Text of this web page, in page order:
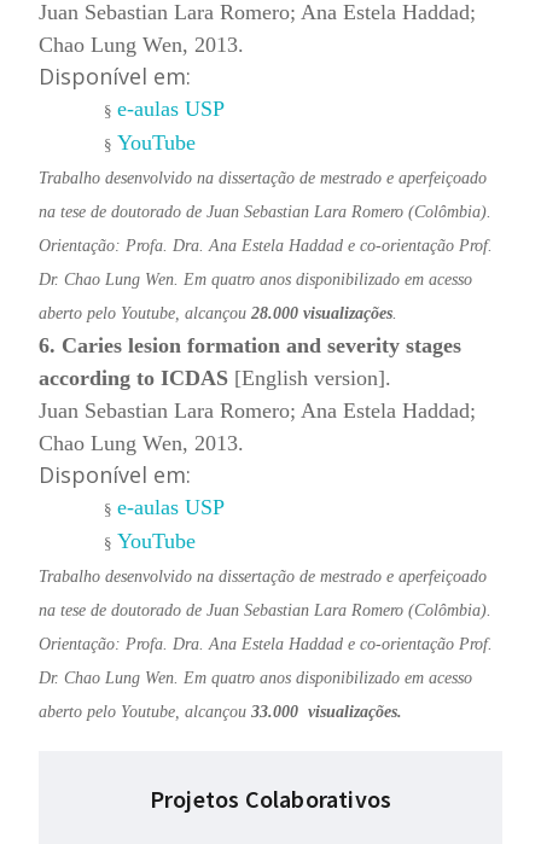
Juan Sebastian Lara Romero; Ana Estela Haddad;
Chao Lung Wen, 2013.
Disponível em:
§ e-aulas USP
§ YouTube
Trabalho desenvolvido na dissertação de mestrado e aperfeiçoado
na tese de doutorado de Juan Sebastian Lara Romero (Colômbia).
Orientação: Profa. Dra. Ana Estela Haddad e co-orientação Prof.
Dr. Chao Lung Wen. Em quatro anos disponibilizado em acesso
aberto pelo Youtube, alcançou28.000 visualizações.
6. Caries lesion formation and severity stages
according to ICDAS [English version].
Juan Sebastian Lara Romero; Ana Estela Haddad;
Chao Lung Wen, 2013.
Disponível em:
§ e-aulas USP
§ YouTube
Trabalho desenvolvido na dissertação de mestrado e aperfeiçoado
na tese de doutorado de Juan Sebastian Lara Romero (Colômbia).
Orientação: Profa. Dra. Ana Estela Haddad e co-orientação Prof.
Dr. Chao Lung Wen. Em quatro anos disponibilizado em acesso
aberto pelo Youtube, alcançou33.000 visualizações.
Projetos Colaborativos